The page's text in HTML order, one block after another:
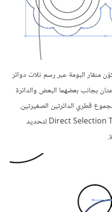
منقار البومة عبر رسم ثلاث دوائر
بجانب بعضهما البعض والدائرة
قطري الدائرتين الصغيرتين.
استخدم أداة التحديد المباشر Direct Selection Tool لتحديد